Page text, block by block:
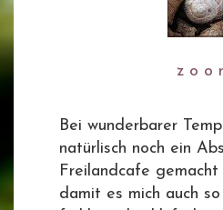
z o o
Bei wunderbarer
natürlisch noch ein
Freilandcafe gemacht
damit es mich auch